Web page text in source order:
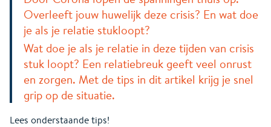
Overleeft jouw huwelijk deze crisis? En wat doe
je als je relatie stukloopt?
Wat doe je als je relatie in deze tijden van crisis
stuk loopt? Een relatiebreuk geeft veel onrust
en zorgen. Met de tips in dit artikel krijg je snel
grip op de situatie.
Lees onderstaande tips!